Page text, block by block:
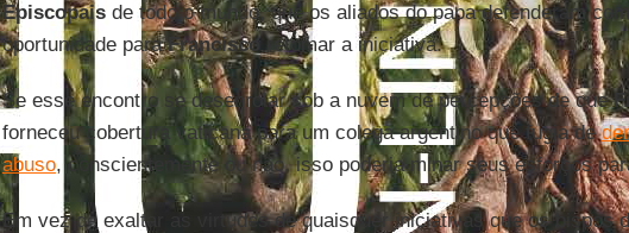
Episcopaisde todo o mundo, que os aliados do papa defenderam
oportunidade paraFranciscoretomar a iniciativa.
Se esse encontro se desenrolar sob a nuvem de percepções de que
forneceu cobertura vaticana para um colega argentino que fugia de
abuso, conscientemente ou não, isso poderia minar seus esforços
Em vez de exaltar as virtudes de quaisquer iniciativas que os bispos